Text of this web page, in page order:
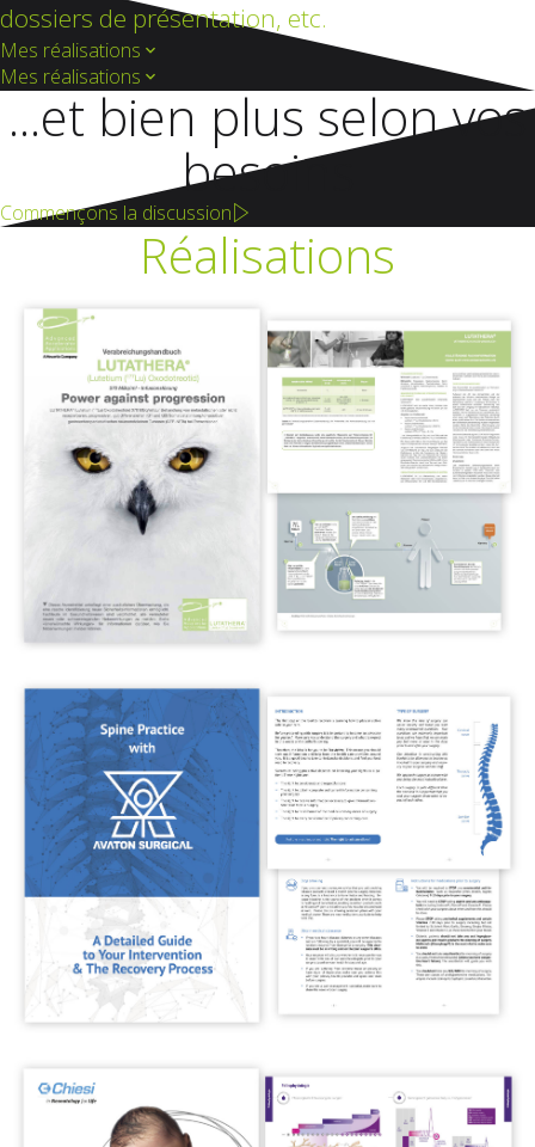
dossiers de présentation, etc.
Mes réalisations
Mes réalisations
...et bien plus selon vos
besoins
Commençons la discussion
Réalisations